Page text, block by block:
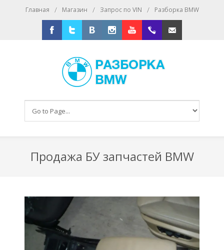
Главная / Магазин / Запрос по VIN / Разборка BMW
Продажа БУ запчастей BMW